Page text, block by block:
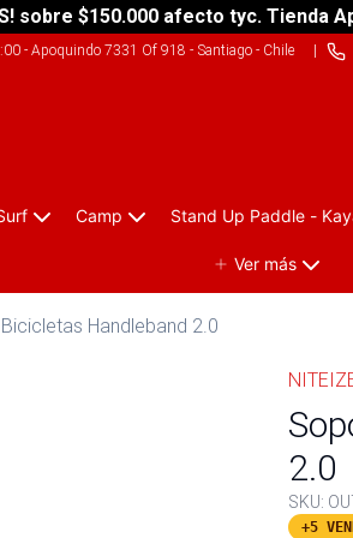
sobre $150.000 afecto tyc. Tienda
- Apoquindo 7331 Of 918 - Santiago - Chile|
Camp Stand Up Paddle -
Ver más
Handleband 2.0
2.0
SKU:
+5